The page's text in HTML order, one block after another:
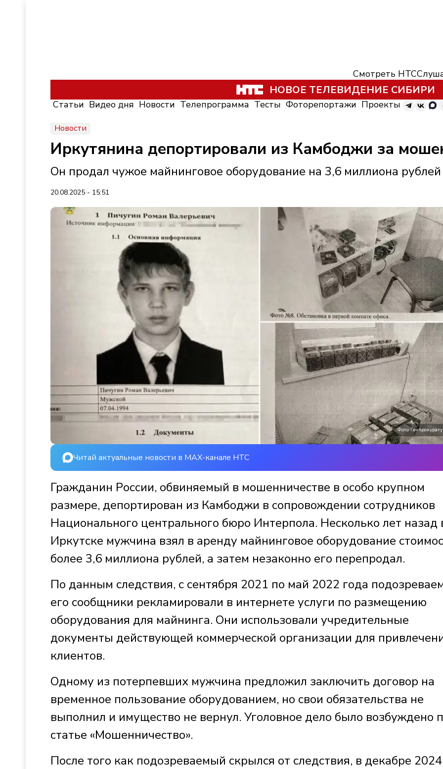
Смотреть НТС
НОВОЕ ТЕЛЕВИДЕНИЕ СИБИРИ
Статьи Видео дня Новости Телепрограмма Тесты Фоторепортажи Проекты
Новости
Иркутянина депортировали из Камбоджи за
Он продал чужое майнинговое оборудование на 3,6 миллиона рублей
20.08.2025 - 15:51
Фото
Читай актуальные новости в MAX-канале НТС
Гражданин России, обвиняемый в мошенничестве в особо крупном
размере, депортирован из Камбоджи в сопровождении сотрудников
Национального центрального бюро Интерпола. Несколько лет назад
Иркутске мужчина взял в аренду майнинговое оборудование
более 3,6 миллиона рублей, а затем незаконно его перепродал.
По данным следствия, с сентября 2021 по май 2022 года
его сообщники рекламировали в интернете услуги по размещению
оборудования для майнинга. Они использовали учредительные
документы действующей коммерческой организации для
клиентов.
Одному из потерпевших мужчина предложил заключить договор на
временное пользование оборудованием, но свои обязательства не
выполнил и имущество не вернул. Уголовное дело было возбуждено
статье «Мошенничество».
После того как подозреваемый скрылся от следствия, в декабре